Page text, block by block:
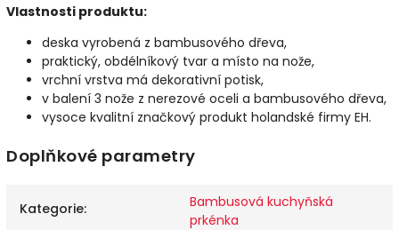
Vlastnosti produktu:
deska vyrobená z bambusového dřeva,
praktický, obdélníkový tvar a místo na nože,
vrchní vrstva má dekorativní potisk,
v balení 3 nože z nerezové oceli a bambusového dřeva,
vysoce kvalitní značkový produkt holandské firmy EH.
Doplňkové parametry
Kategorie:
Bambusová kuchyňská
prkénka